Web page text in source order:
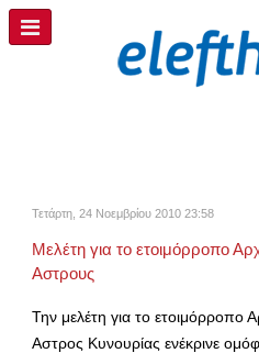
Τετάρτη, 24 Νοεμβρίου 2010 23:58
Μελέτη για το ετοιμόρροπο
Αστρους
Την μελέτη για το ετοιμόρροπο
Αστρος Κυνουρίας ενέκρινε